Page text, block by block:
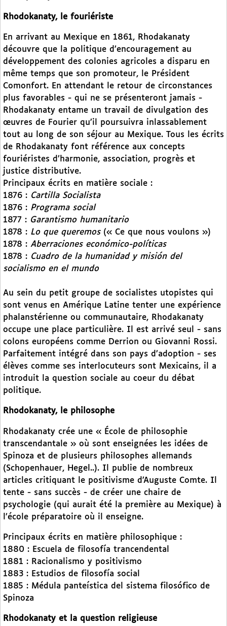
Rhodokanaty, le fouriériste
En arrivant au Mexique en 1861, Rhodakanaty
découvre que la politique d’encouragement au
développement des colonies agricoles a disparu en
même temps que son promoteur, le Président
Comonfort. En attendant le retour de circonstances
plus favorables - qui ne se présenteront jamais -
Rhodakanaty entame un travail de divulgation des
œuvres de Fourier qu’il poursuivra inlassablement
tout au long de son séjour au Mexique. Tous les écrits
de Rhodakanaty font référence aux concepts
fouriéristes d’harmonie, association, progrès et
justice distributive.
Principaux écrits en matière sociale :
1876 : Cartilla Socialista
1876 : Programa social
1877 : Garantismo humanitario
1878 : Lo que queremos(« Ce que nous voulons »)
1878 : Aberraciones económico-políticas
1878 : Cuadro de la humanidad y misión del
socialismo en el mundo
Au sein du petit groupe de socialistes utopistes qui
sont venus en Amérique Latine tenter une expérience
phalanstérienne ou communautaire, Rhodakanaty
occupe une place particulière. Il est arrivé seul - sans
colons européens comme Derrion ou Giovanni Rossi.
Parfaitement intégré dans son pays d’adoption - ses
élèves comme ses interlocuteurs sont Mexicains, il a
introduit la question sociale au coeur du débat
politique.
Rhodokanaty, le philosophe
Rhodakanaty crée une « École de philosophie
transcendantale » où sont enseignées les idées de
Spinoza et de plusieurs philosophes allemands
(Schopenhauer, Hegel..). Il publie de nombreux
articles critiquant le positivisme d’Auguste Comte. Il
tente - sans succès - de créer une chaire de
psychologie (qui aurait été la première au Mexique) à
l’école préparatoire où il enseigne.
Principaux écrits en matière philosophique :
1880 : Escuela de filosofía trancendental
1881 : Racionalismo y positivismo
1883 : Estudios de filosofía social
1885 : Médula panteística del sistema filosófico de
Spinoza
Rhodokanaty et la question religieuse